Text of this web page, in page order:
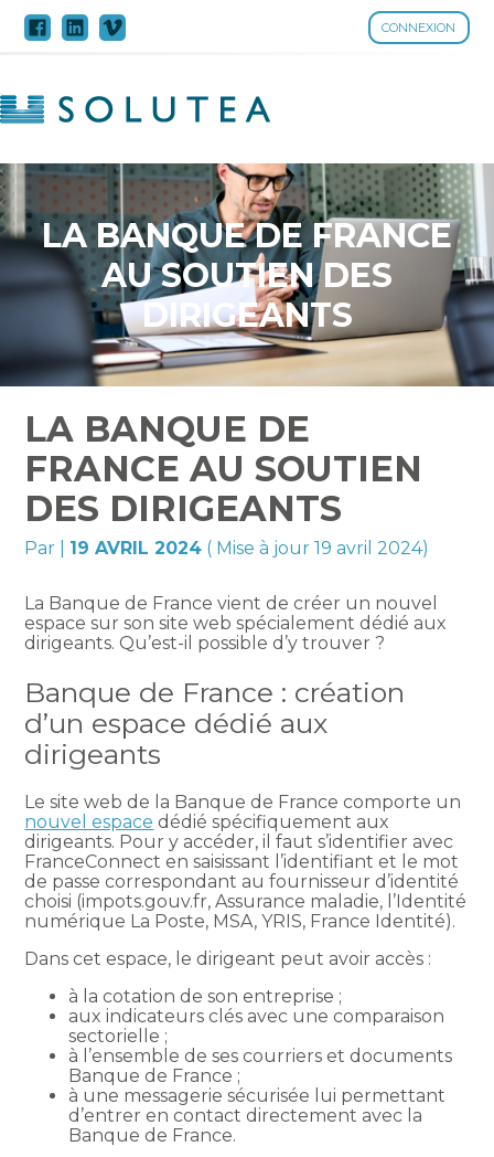
CONNEXION
Aller
LA BANQUE DE FRANCE
AU SOUTIEN DES
DIRIGEANTS
LA BANQUE DE
FRANCE AU SOUTIEN
DES DIRIGEANTS
Par 19 AVRIL 2024 ( Mise à jour 19 avril 2024)
La Banque de France vient de créer un nouvel
espace sur son site web spécialement dédié aux
dirigeants. Qu’est-il possible d’y trouver ?
Banque de France : création
d’un espace dédié aux
dirigeants
Le site web de la Banque de France comporte un
nouvel espace dédié spécifiquement aux
dirigeants. Pour y accéder, il faut s’identifier avec
FranceConnect en saisissant l’identifiant et le mot
de passe correspondant au fournisseur d’identité
choisi (impots.gouv.fr, Assurance maladie, l’Identité
numérique La Poste, MSA, YRIS, France Identité).
Dans cet espace, le dirigeant peut avoir accès :
à la cotation de son entreprise ;
aux indicateurs clés avec une comparaison
sectorielle ;
à l’ensemble de ses courriers et documents
Banque de France ;
à une messagerie sécurisée lui permettant
d’entrer en contact directement avec la
Banque de France.